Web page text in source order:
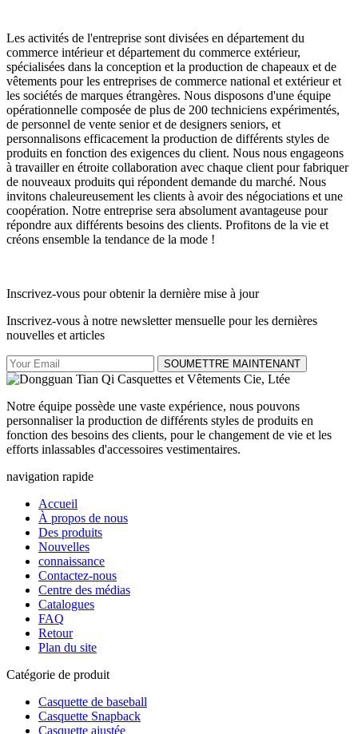
Les activités de l'entreprise sont divisées en département du
commerce intérieur et département du commerce extérieur,
spécialisées dans la conception et la production de chapeaux et de
vêtements pour les entreprises de commerce national et extérieur et
les sociétés de marques étrangères. Nous disposons d'une équipe
opérationnelle composée de plus de 200 techniciens expérimentés,
de personnel de vente senior et de designers seniors, et
personnalisons efficacement la production de différents styles de
produits en fonction des exigences du client. Nous nous engageons
à travailler en étroite collaboration avec chaque client pour fabriquer
de nouveaux produits qui répondent demande du marché. Nous
invitons chaleureusement les clients à avoir des négociations et une
coopération. Notre entreprise sera absolument avantageuse pour
répondre aux différents besoins des clients. Profitons de la vie et
créons ensemble la tendance de la mode !
Inscrivez-vous pour obtenir la dernière mise à jour
Inscrivez-vous à notre newsletter mensuelle pour les dernières
nouvelles et articles
SOUMETTRE MAINTENANT
Notre équipe possède une vaste expérience, nous pouvons
personnaliser la production de différents styles de produits en
fonction des besoins des clients, pour le changement de vie et les
efforts inlassables d'accessoires vestimentaires.
navigation rapide
Accueil
À propos de nous
Des produits
Nouvelles
connaissance
Contactez-nous
Centre des médias
Catalogues
FAQ
Retour
Plan du site
Catégorie de produit
Casquette de baseball
Casquette Snapback
Casquette ajustée